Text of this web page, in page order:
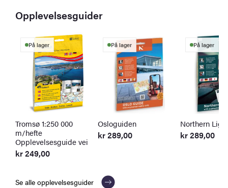
Opplevelsesguider
På lager
Tromsø 1:250 000
m/hefte
Opplevelsesguide vei
kr249,00
På lager
Osloguiden
kr289,00
På lager
Northern
kr289,00
Se alle opplevelsesguider